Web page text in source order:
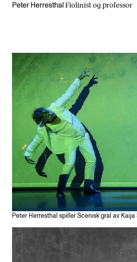
Peter Herresthal Fiolinist og professor
Peter Herresthal spiller Scenisk gral av Kaija